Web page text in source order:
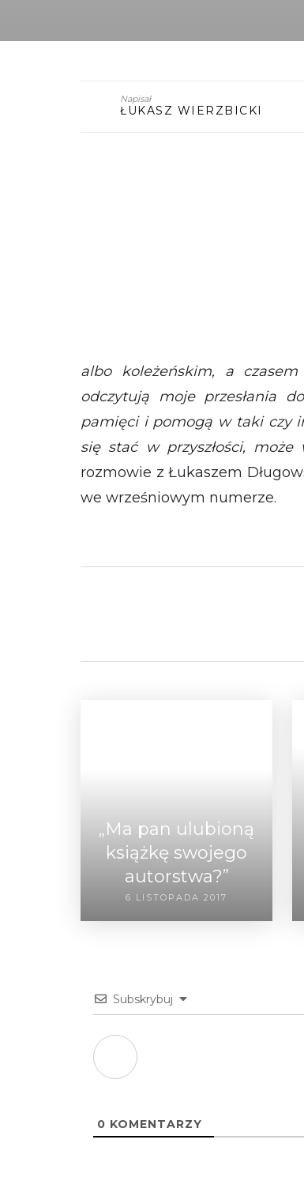
Napisał
ŁUKASZ WIERZBICKI
albo koleżeńskim, a
odczytują moje przesłania
pamięci i pomogą w taki czy
się stać w przyszłości, może
rozmowie z Łukaszem
we wrześniowym numerze.
„Ma pan ulubioną
książkę swojego
autorstwa?”
6 LISTOPADA 2017
Subskrybuj
0 KOMENTARZY